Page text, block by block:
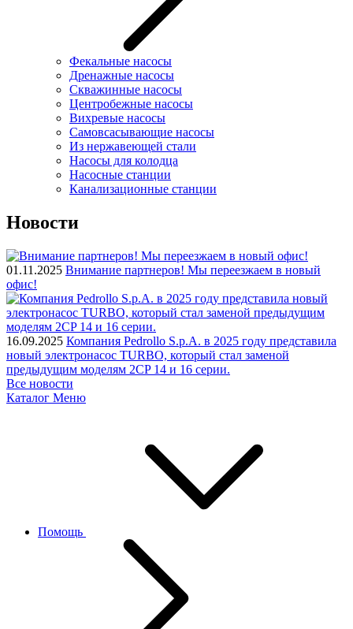
Фекальные насосы
Дренажные насосы
Скважинные насосы
Центробежные насосы
Вихревые насосы
Самовсасывающие насосы
Из нержавеющей стали
Насосы для колодца
Насосные станции
Канализационные станции
Новости
01.11.2025 Внимание партнеров! Мы переезжаем в новый
офис!
16.09.2025 Компания Pedrollo S.p.A. в 2025 году представила
новый электронасос TURBO, который стал заменой
предыдущим моделям 2CP 14 и 16 серии.
Все новости
Каталог Меню
Помощь